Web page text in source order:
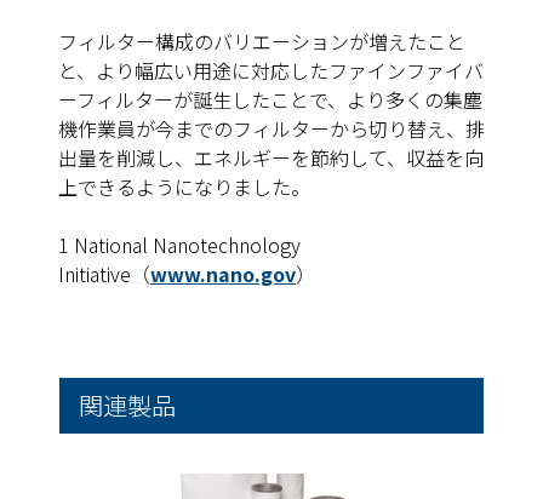
フィルター構成のバリエーションが増えたこと
と、より幅広い用途に対応したファインファイバ
ーフィルターが誕生したことで、より多くの集塵
機作業員が今までのフィルターから切り替え、排
出量を削減し、エネルギーを節約して、収益を向
上できるようになりました。
1 National Nanotechnology
Initiative（www.nano.gov）
関連製品